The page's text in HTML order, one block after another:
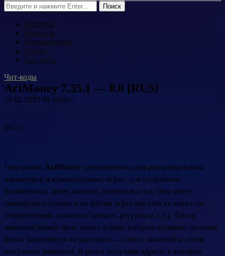
Поиск
Магазин
Новости
Прохождение
Гайды
Чит-коды
Чит-коды
ArtMoney 7.35.1 — 8.0 [RUS]
26.02.2025 95 views
[ad_1]
Программа ArtMoney предназначена для редактирования
параметров в компьютерных играх, для получения
бесконечных денег, жизней, патронов и т.п. Она умеет
сканировать память или файлы игры для поиска каких-то
определенных значений (деньги, ресурсы и т.д.). Таких
значений может быть много и надо выбрать нужные, поэтому
поиск разделяется на два этапа — поиск значений и отсев
ненужных значений. В итоге получаем адреса, в которых